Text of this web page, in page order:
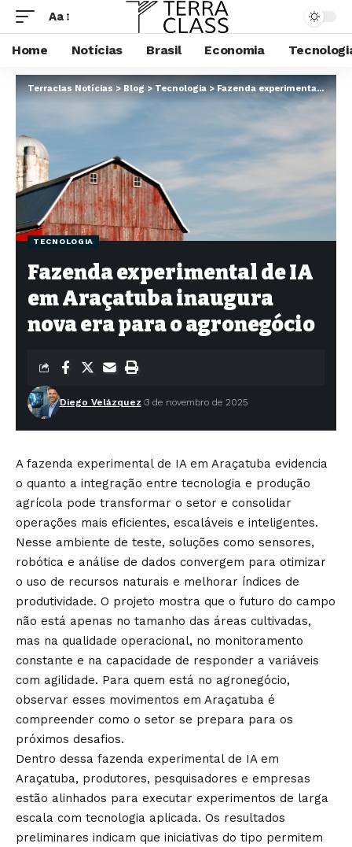
Aa
Home Notícias Brasil Economia
Terraclas Notícias >Blog > Tecnologia > Fazenda experimental de IA em Araçatuba inaugura nova era para o agronegócio
TECNOLOGIA
Fazenda experimental de IA
em Araçatuba inaugura
nova era para o agronegócio
Diego Velázquez 3 de novembro de 2025
A fazenda experimental de IA em Araçatuba evidencia
o quanto a integração entre tecnologia e produção
agrícola pode transformar o setor e consolidar
operações mais eficientes, escaláveis e inteligentes.
Nesse ambiente de teste, soluções como sensores,
robótica e análise de dados convergem para otimizar
o uso de recursos naturais e melhorar índices de
produtividade. O projeto mostra que o futuro do campo
não está apenas no tamanho das áreas cultivadas,
mas na qualidade operacional, no monitoramento
constante e na capacidade de responder a variáveis
com agilidade. Para quem está no agronegócio,
observar esses movimentos em Araçatuba é
compreender como o setor se prepara para os
próximos desafios.
Dentro dessa fazenda experimental de IA em
Araçatuba, produtores, pesquisadores e empresas
estão alinhados para executar experimentos de larga
escala com tecnologia aplicada. Os resultados
preliminares indicam que iniciativas do tipo permitem